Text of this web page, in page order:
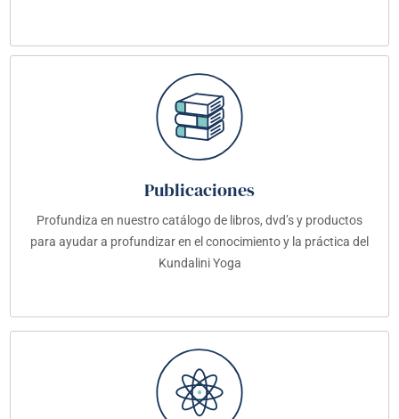
Publicaciones
Profundiza en nuestro catálogo de libros, dvd’s y productos
para ayudar a profundizar en el conocimiento y la práctica del
Kundalini Yoga